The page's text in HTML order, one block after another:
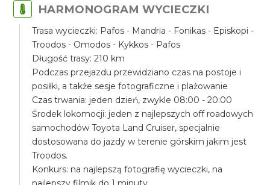
HARMONOGRAM WYCIECZKI
Trasa wycieczki: Pafos - Mandria - Fonikas - Episkopi -
Troodos - Omodos - Kykkos - Pafos
Długość trasy: 210 km
Podczas przejazdu przewidziano czas na postoje i
posiłki, a także sesje fotograficzne i plażowanie
Czas trwania: jeden dzień, zwykle 08:00 - 20:00
Środek lokomocji: jeden z najlepszych off roadowych
samochodów Toyota Land Cruiser, specjalnie
dostosowana do jazdy w terenie górskim jakim jest
Troodos.
Konkurs: na najlepszą fotografię wycieczki, na